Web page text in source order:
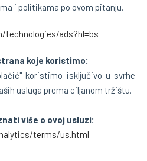
i politikama po ovom pitanju.
ads?hl=bs
koje koristimo:
koristimo isključivo u svrhe
usluga prema ciljanom tržištu.
više o ovoj usluzi:
terms/us.html